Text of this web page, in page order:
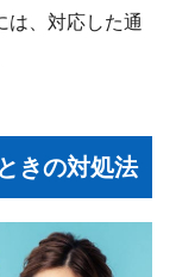
は、対応した通
きの対処法